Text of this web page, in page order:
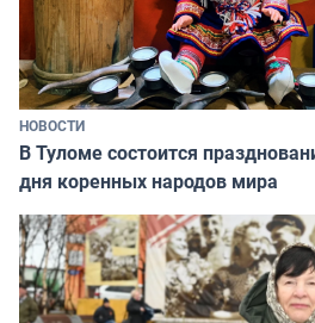
НОВОСТИ
В Туломе состоится
дня коренных народов мира